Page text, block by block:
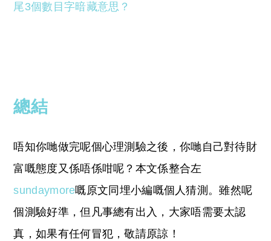
尾3個數目字暗藏意思？
總結
唔知你哋做完呢個心理測驗之後，你哋自己對待財
富嘅態度又係唔係咁呢？本文係整合左
sundaymore嘅原文同埋小編嘅個人猜測。雖然呢
個測驗好準，但凡事總有出入，大家唔需要太認
真，如果有任何冒犯，敬請原諒！